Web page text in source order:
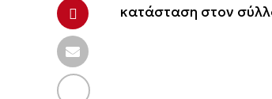
κατάσταση στον